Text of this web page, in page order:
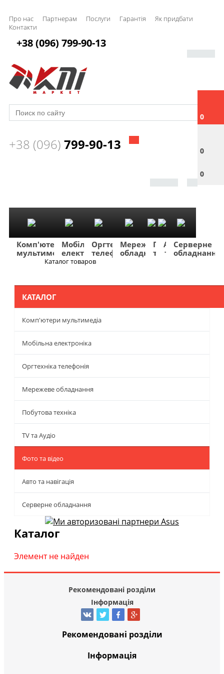
Про нас Партнерам Послуги Гарантія
Як придбати
Контакти
0
0
0
+38 (096) 799-90-13
+38 (096) 799-90-13
Комп'ютери
мультимедіа
Мобільна
електроніка
Оргтехніка
телефонія
Мережеве
обладнання
Побутова
техніка
TV
та
Фото
та
Авто
та
Серверне
обладнання
Каталог товаров
КАТАЛОГ
Комп'ютери мультимедіа
Мобільна електроніка
Оргтехніка телефонія
Мережеве обладнання
Побутова техніка
TV та Аудіо
Фото та відео
Авто та навігація
Серверне обладнання
Каталог
Элемент не найден
Рекомендовані розділи
Інформація
Рекомендовані розділи
Інформація